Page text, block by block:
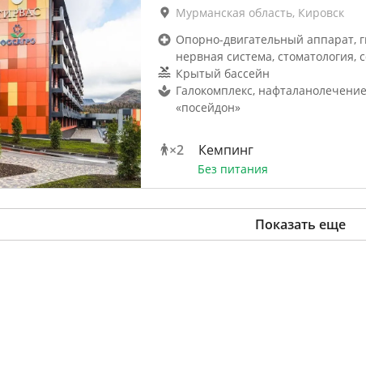
Мурманская область, Кировск
Опорно-двигательный аппарат,
нервная система, стоматология,
Крытый бассейн
Галокомплекс,
«посейдон»
×2 Кемпинг
Без питания
Показать еще